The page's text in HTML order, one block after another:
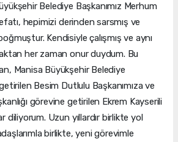
Belediye Başkanımız Merhum
hepimizi derinden sarsmış ve
Kendisiyle çalışmış ve aynı
her zaman onur duydum. Bu
Manisa Büyükşehir Belediye
Besim Dutlulu Başkanımıza ve
görevine getirilen Ekrem Kayserili
diliyorum. Uzun yıllardır birlikte yol
birlikte, yeni görevimle